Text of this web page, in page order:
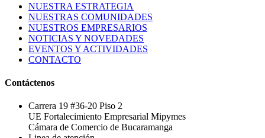
NUESTRA ESTRATEGIA
NUESTRAS COMUNIDADES
NUESTROS EMPRESARIOS
NOTICIAS Y NOVEDADES
EVENTOS Y ACTIVIDADES
CONTACTO
Contáctenos
Carrera 19 #36-20 Piso 2
UE Fortalecimiento Empresarial Mipymes
Cámara de Comercio de Bucaramanga